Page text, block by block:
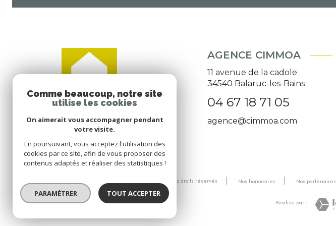
AGENCE CIMMOA
11 avenue de la cadole
34540 Balaruc-les-Bains
04 67 18 71 05
agence@cimmoa.com
© 2026 | Tous droits réservés Nos honoraires Nos partenaires
Réalisé par :
Comme beaucoup, notre site
utilise les cookies
On aimerait vous accompagner pendant
votre visite.
En poursuivant, vous acceptez l'utilisation des
cookies par ce site, afin de vous proposer des
contenus adaptés et réaliser des statistiques !
PARAMÉTRER TOUT ACCEPTER